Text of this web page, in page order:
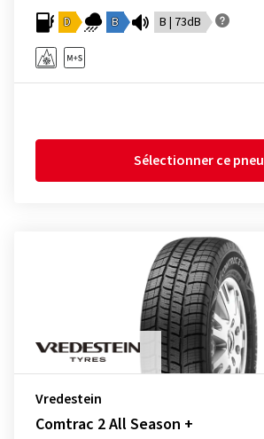
D B B | 73dB
Sélectionner ce pneu
Vredestein
Comtrac 2 All Season +